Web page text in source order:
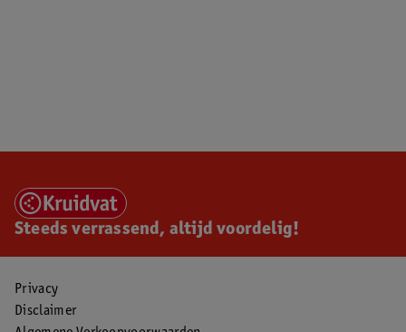
Steeds verrassend, altijd voordelig!
Privacy
Disclaimer